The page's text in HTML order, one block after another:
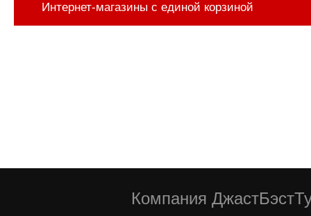
Интернет-магазины с единой корзиной
Компания